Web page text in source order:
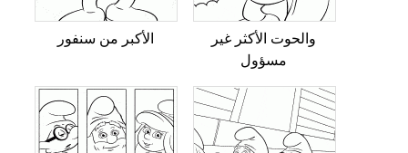
الأكبر من سنفور
والحوت الأكثر غير
مسؤول